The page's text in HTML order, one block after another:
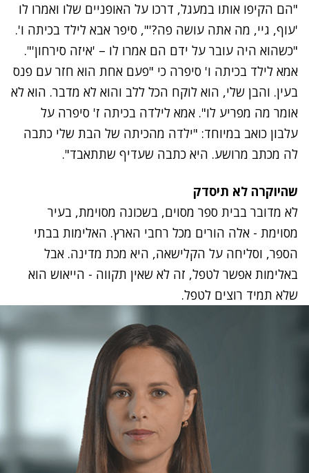
"הם הקיפו אותו במעגל, דרכו על האופניים שלו ואמרו לו
'עוף, גיי, מה אתה עושה פה?'", סיפר אבא לילד בכיתה ו'.
"כשהוא היה עובר על ידם הם אמרו לו – 'איזה סירחון'".
אמא לילד בכיתה ו' סיפרה כי "פעם אחת הוא חזר עם פנס
בעין. והבן שלי, הוא לוקח הכל ללב והוא לא מדבר. הוא לא
אומר מה מפריע לו". אמא לילדה בכיתה ז' סיפרה על
עלבון כואב במיוחד: "ילדה מהכיתה של הבת שלי כתבה
לה מכתב מרושע. היא כתבה שעדיף שתתאבד".
שהיוקרה לא תיסדק
לא מדובר בבית ספר מסוים, בשכונה מסוימת, בעיר
מסוימת - אלה הורים מכל רחבי הארץ. האלימות בבתי
הספר, וסליחה על הקלישאה, היא מכת מדינה. אבל
באלימות אפשר לטפל, זה לא שאין תקווה - הייאוש הוא
שלא תמיד רוצים לטפל.